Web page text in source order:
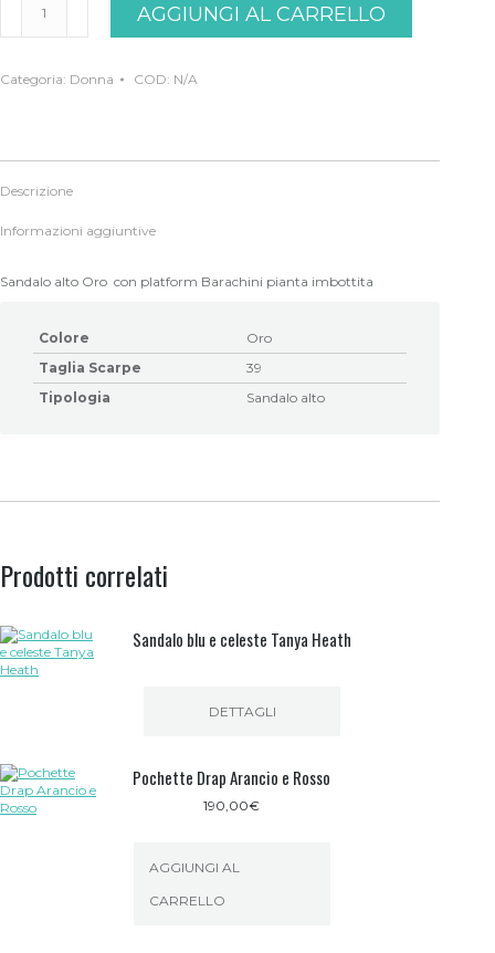
AGGIUNGI AL CARRELLO
Categoria: Donna COD: N/A
Descrizione
Informazioni aggiuntive
Sandalo alto Oro con platform Barachini pianta imbottita
Colore
Oro
Taglia Scarpe
39
Tipologia
Sandalo alto
Prodotti correlati
Sandalo blu e celeste Tanya Heath
DETTAGLI
Pochette Drap Arancio e Rosso
190,00€
AGGIUNGI AL
CARRELLO